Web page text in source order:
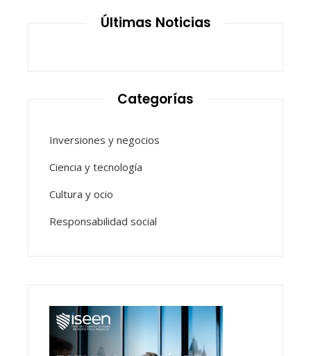
Últimas Noticias
Categorías
Inversiones y negocios
Ciencia y tecnología
Cultura y ocio
Responsabilidad social